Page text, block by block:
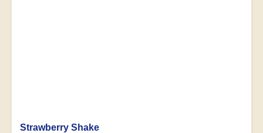
Strawberry Shake